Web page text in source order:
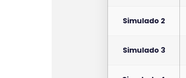
Simulado 2
Simulado 3